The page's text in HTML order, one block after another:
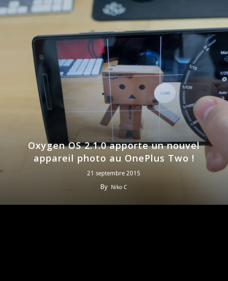
Oxygen OS 2.1.0 apporte un nouvel
appareil photo au OnePlus Two !
21 septembre 2015
By Niko C